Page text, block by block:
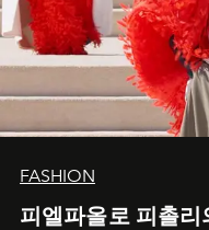
FASHION
피엘파올로 피촐